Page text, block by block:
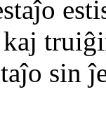
kaj
sin